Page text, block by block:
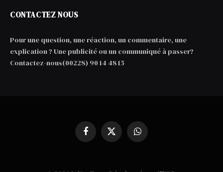
CONTACTEZ NOUS
Pour une question, une réaction, un commentaire, une
explication ? Une publicité ou un communiqué à passer?
Contactez-nous(00228) 90 14 48 15
Facebook
X
WhatsApp